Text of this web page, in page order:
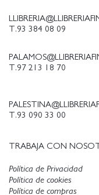
Taylor Book
T.93 384 08 09
T.97 213 18 70
T.93 090 33 00
TRABAJA CON
Política de Privacidad
Política de cookies
Política de compras